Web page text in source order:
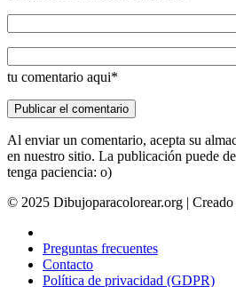
tu comentario aqui*
Al enviar un comentario, acepta su
en nuestro sitio. La publicación puede
tenga paciencia: o)
© 2025 Dibujoparacolorear.org |
Preguntas frecuentes
Contacto
Política de privacidad (GDPR)